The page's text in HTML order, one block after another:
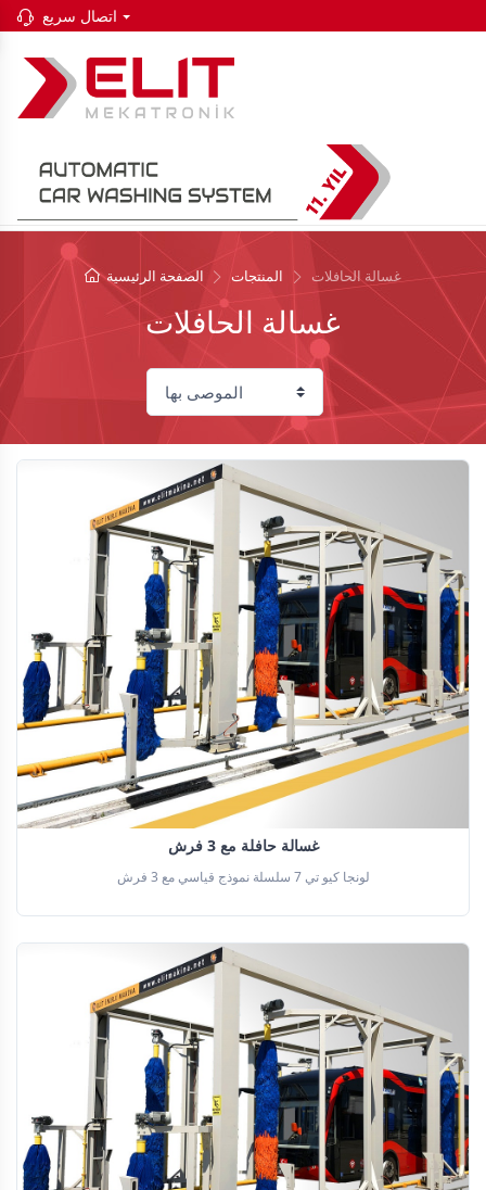
اتصال سريع
الصفحة الرئيسية المنتجات غسالة الحافلات
غسالة الحافلات
غسالة حافلة مع 3 فرش
لونجا كيو تي 7 سلسلة نموذج قياسي مع 3 فرش